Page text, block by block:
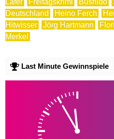
Lafer Freitagskrimi Bushido
Deutschland
Heino Ferch
Hitwisser
Jörg Hartmann
Merkel
Last Minute Gewinnspiele